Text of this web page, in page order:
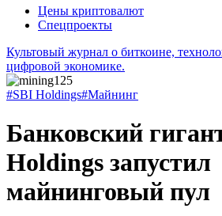
Цены криптовалют
Спецпроекты
Культовый журнал о биткоине,
цифровой экономике.
#SBI Holdings#Майнинг
Банковский
Holdings запустил
майнинговый пул